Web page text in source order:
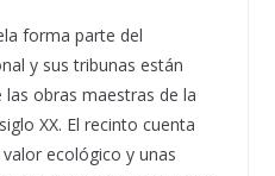
forma parte del
y sus tribunas están
obras maestras de la
XX. El recinto cuenta
ecológico y unas